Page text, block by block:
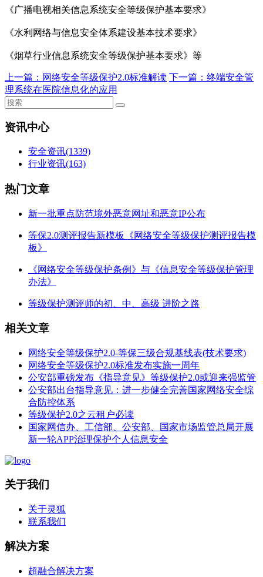
《广播电视相关信息系统安全等级保护基本要求》
《水利网络与信息安全体系建设基本技术要求》
《烟草行业信息系统安全等级保护基本要求》等
上一篇： 网络安全等级保护2.0标准解读 下一篇： 终端安全管
理系统在医院信息化的应用
资讯中心
安全资讯(1339)
行业资讯(163)
热门文章
新一批重点防范境外恶意网址和恶意IP公布
等保2.0测评报告新模板《网络安全等级保护测评报告模
板》
《网络安全等级保护条例》与《信息安全等级保护管理
办法》
等级保护测评师的初、中、高级 进阶之路
相关文章
网络安全等级保护2.0-等保三级合规基线表(技术要求)
网络安全等级保护2.0标准发布实施一周年
公安部重磅发布《指导意见》等级保护2.0或迎来强监管
公安部出台指导意见：进一步健全完善国家网络安全综
合防控体系
等级保护2.0之云租户必读
国家网信办、工信部、公安部、国家市场监管总局开展
新一轮APP治理保护个人信息安全
关于我们
关于灵狐
联系我们
解决方案
超融合解决方案